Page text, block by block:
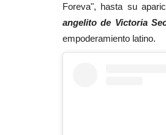
Foreva", hasta su
angelito de Victoria
empoderamiento latino.